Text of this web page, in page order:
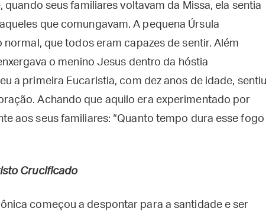
seus familiares voltavam da Missa, ela sentia
que comungavam. A pequena Úrsula
que todos eram capazes de sentir. Além
o menino Jesus dentro da hóstia
a primeira Eucaristia, com dez anos de idade, sentiu
Achando que aquilo era experimentado por
aos seus familiares: “Quanto tempo dura esse fogo
Crucificado
começou a despontar para a santidade e ser